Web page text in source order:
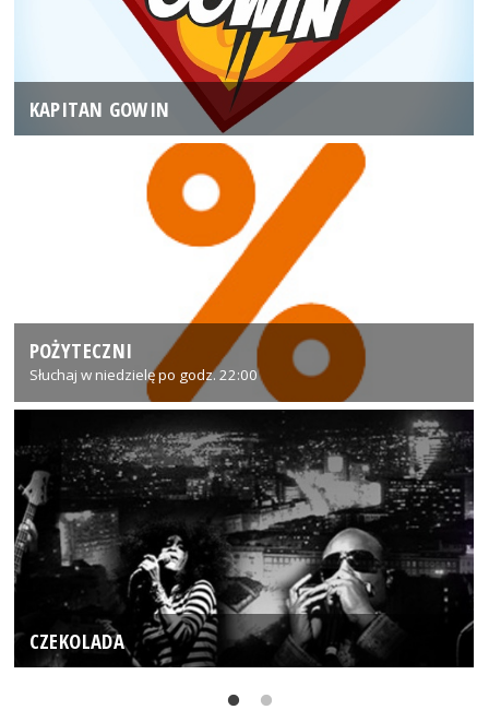
KAPITAN GOWIN
POŻYTECZNI
Słuchaj w niedzielę po godz. 22:00
CZEKOLADA